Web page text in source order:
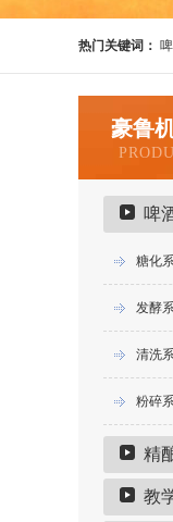
热门关键词：
豪鲁
啤
糖化
发酵
清洗
粉碎
精
教